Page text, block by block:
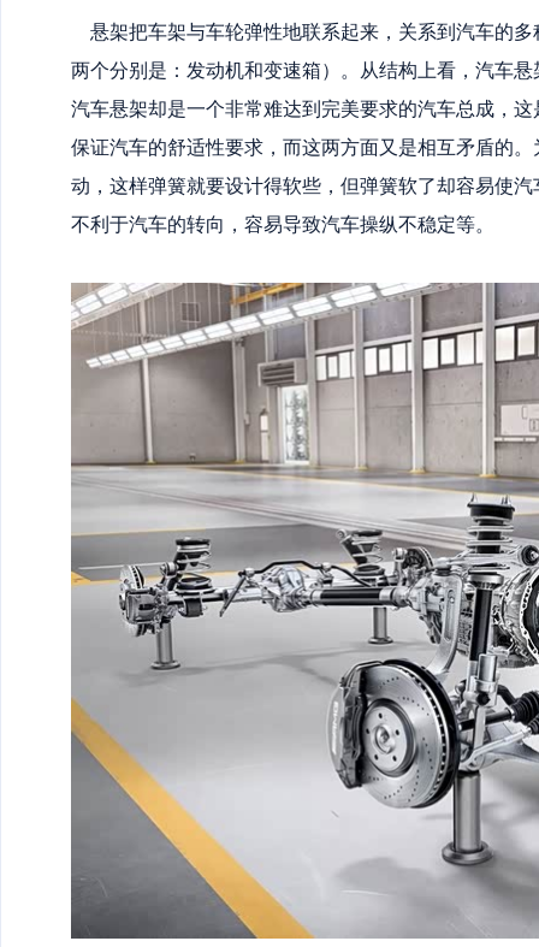
悬架把车架与车轮弹性地联系起来，关系到汽车的
两个分别是：发动机和变速箱）。从结构上看，汽车
汽车悬架却是一个非常难达到完美要求的汽车总成，
保证汽车的舒适性要求，而这两方面又是相互矛盾的
动，这样弹簧就要设计得软些，但弹簧软了却容易使汽
不利于汽车的转向，容易导致汽车操纵不稳定等。